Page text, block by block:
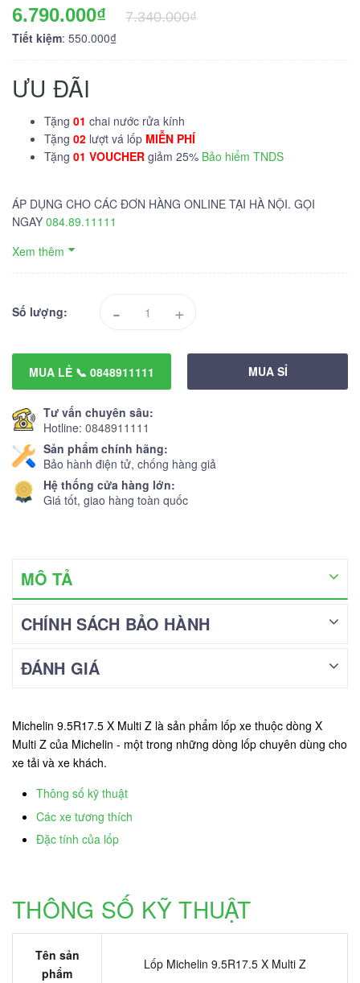
6.790.000₫
7.340.000₫
Tiết kiệm: 550.000₫
ƯU ĐÃI
Tặng 01 chai nước rửa kính
Tặng 02 lượt vá lốp MIỄN PHÍ
Tặng 01 VOUCHER giảm 25% Bảo hiểm TNDS
ÁP DỤNG CHO CÁC ĐƠN HÀNG ONLINE TẠI HÀ NỘI. GỌI
NGAY 084.89.11111
Xem thêm
Số lượng: - +
MUA LẺ 📞 0848911111 MUA SỈ
Tư vấn chuyên sâu:
Hotline: 0848911111
Sản phẩm chính hãng:
Bảo hành điện tử, chống hàng giả
Hệ thống cửa hàng lớn:
Giá tốt, giao hàng toàn quốc
MÔ TẢ
CHÍNH SÁCH BẢO HÀNH
ĐÁNH GIÁ
Michelin 9.5R17.5 X Multi Z là sản phẩm lốp xe thuộc dòng X
Multi Z của Michelin - một trong những dòng lốp chuyên dùng cho
xe tải và xe khách.
Thông số kỹ thuật
Các xe tương thích
Đặc tính của lốp
THÔNG SỐ KỸ THUẬT
Tên sản
phẩm
Lốp Michelin 9.5R17.5 X Multi Z